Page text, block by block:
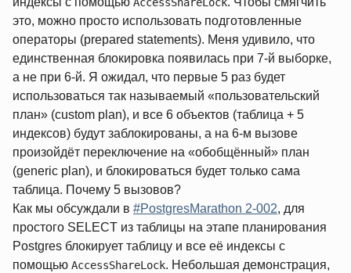
AccessShareLock
это, можно просто использовать подготовленные
операторы (prepared statements). Меня удивило, что
единственная блокировка появилась при 7‑й выборке,
а не при 6‑й. Я ожидал, что первые 5 раз будет
использоваться так называемый «пользовательский
план» (custom plan), и все 6 объектов (таблица + 5
индексов) будут заблокированы, а на 6‑м вызове
произойдёт переключение на «обобщённый» план
(generic plan), и блокироваться будет только сама
таблица. Почему 5 вызовов?
Как мы обсуждали в #PostgresMarathon 2-002, для
простого SELECT из таблицы на этапе планирования
Postgres блокирует таблицу и все её индексы с
помощью AccessShareLock. Небольшая демонстрация,